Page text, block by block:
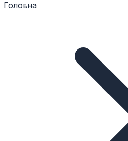
Головна